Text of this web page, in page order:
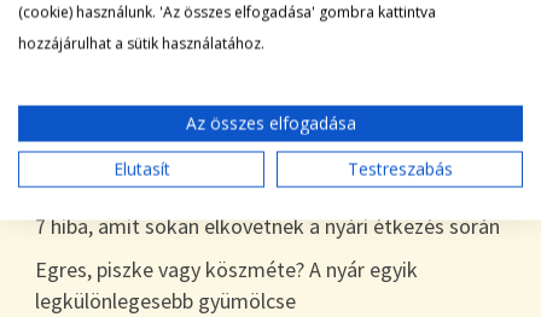
LEGFRISSEBB BEJEGYZÉSEK
desszert
Tökszezon: sokoldalú alapanyagok a nyártól
egészen télig
7 hiba, amit sokan elkövetnek a nyári étkezés során
Egres, piszke vagy köszméte? A nyár egyik
legkülönlegesebb gyümölcse
(cookie) használunk. 'Az összes elfogadása' gombra kattintva
hozzájárulhat a sütik használatához.
Az összes elfogadása
Elutasít
Testreszabás